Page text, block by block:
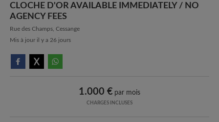
CLOCHE D'OR AVAILABLE IMMEDIATELY / NO
AGENCY FEES
Rue des Champs, Cessange
Mis à jour il y a 26 jours
1.000 € par mois
CHARGES INCLUSES